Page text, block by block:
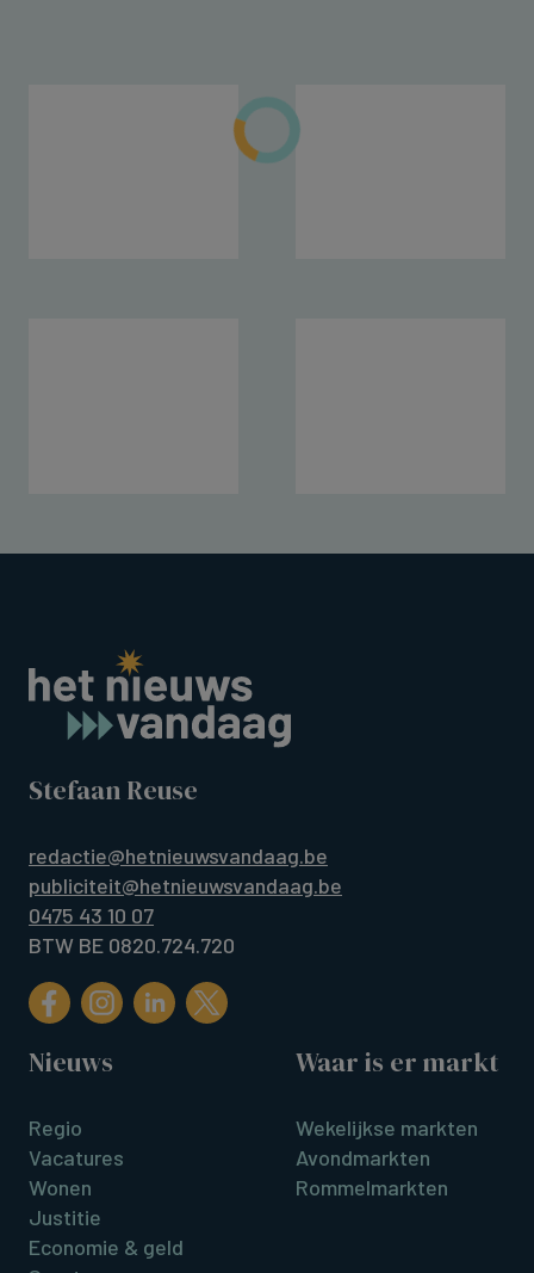
Stefaan Reuse
redactie@hetnieuwsvandaag.be
publiciteit@hetnieuwsvandaag.be
0475 43 10 07
BTW BE 0820.724.720
Nieuws
Regio
Vacatures
Wonen
Justitie
Economie & geld
Waar is er markt
Wekelijkse markten
Avondmarkten
Rommelmarkten